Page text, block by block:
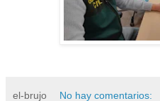
el-brujo No hay comentarios: